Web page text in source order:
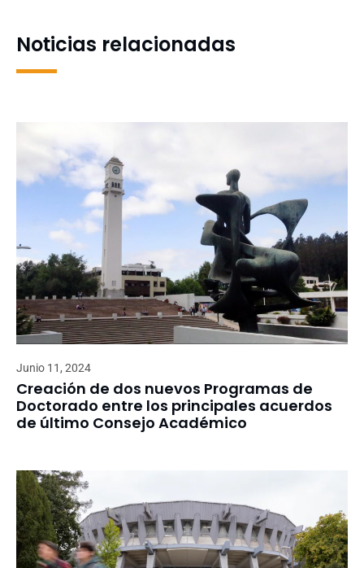
Noticias relacionadas
Junio 11, 2024
Creación de dos nuevos Programas de
Doctorado entre los principales acuerdos
de último Consejo Académico